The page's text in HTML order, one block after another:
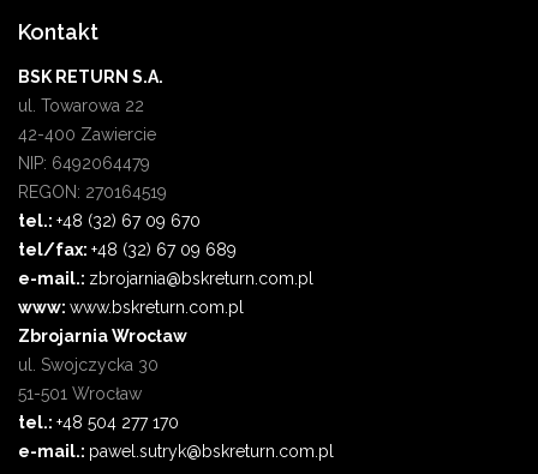
Kontakt
BSK RETURN S.A.
ul. Towarowa 22
42-400 Zawiercie
NIP: 6492064479
REGON: 270164519
tel.: +48 (32) 67 09 670
tel/fax: +48 (32) 67 09 689
e-mail.: zbrojarnia@bskreturn.com.pl
www: www.bskreturn.com.pl
Zbrojarnia Wrocław
ul. Swojczycka 30
51-501 Wrocław
tel.: +48 504 277 170
e-mail.: pawel.sutryk@bskreturn.com.pl